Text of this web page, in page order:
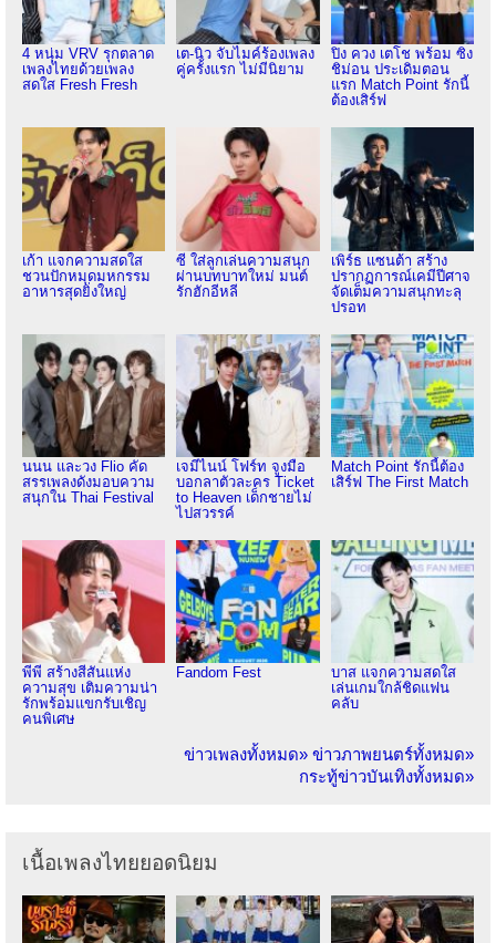
4 หนุ่ม VRV รุกตลาด
เพลงไทยด้วยเพลง
สดใส Fresh Fresh
เต-นิว จับไมค์ร้องเพลง
คู่ครั้งแรก ไม่มีนิยาม
ปิง ควง เตโช พร้อม ซิง
ชิม่อน ประเดิมตอน
แรก Match Point รักนี้
ต้องเสิร์ฟ
เก้า แจกความสดใส
ชวนปักหมุดมหกรรม
อาหารสุดยิ่งใหญ่
ซี ใส่ลูกเล่นความสนุก
ผ่านบทบาทใหม่ มนต์
รักฮักอีหลี
เพิร์ธ แซนต้า สร้าง
ปรากฏการณ์เคมีปีศาจ
จัดเต็มความสนุกทะลุ
ปรอท
นนน และวง Flio คัด
สรรเพลงดังมอบความ
สนุกใน Thai Festival
เจมีไนน์ โฟร์ท จูงมือ
บอกลาตัวละคร Ticket
to Heaven เด็กชายไม่
ไปสวรรค์
Match Point รักนี้ต้อง
เสิร์ฟ The First Match
พีพี สร้างสีสันแห่ง
ความสุข เติมความน่า
รักพร้อมแขกรับเชิญ
คนพิเศษ
Fandom Fest
บาส แจกความสดใส
เล่นเกมใกล้ชิดแฟน
คลับ
ข่าวเพลงทั้งหมด» ข่าวภาพยนตร์ทั้งหมด»
กระทู้ข่าวบันเทิงทั้งหมด»
เนื้อเพลงไทยยอดนิยม